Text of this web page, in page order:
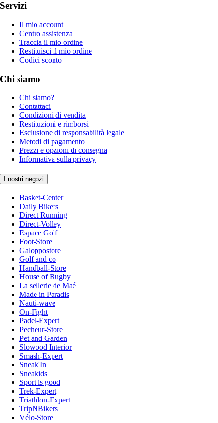
Servizi
Il mio account
Centro assistenza
Traccia il mio ordine
Restituisci il mio ordine
Codici sconto
Chi siamo
Chi siamo?
Contattaci
Condizioni di vendita
Restituzioni e rimborsi
Esclusione di responsabilità legale
Metodi di pagamento
Prezzi e opzioni di consegna
Informativa sulla privacy
I nostri negozi
Basket-Center
Daily Bikers
Direct Running
Direct-Volley
Espace Golf
Foot-Store
Galoppostore
Golf and co
Handball-Store
House of Rugby
La sellerie de Maé
Made in Paradis
Nauti-wave
On-Fight
Padel-Expert
Pecheur-Store
Pet and Garden
Slowood Interior
Smash-Expert
Sneak'In
Sneakids
Sport is good
Trek-Expert
Triathlon-Expert
TripNBikers
Vélo-Store